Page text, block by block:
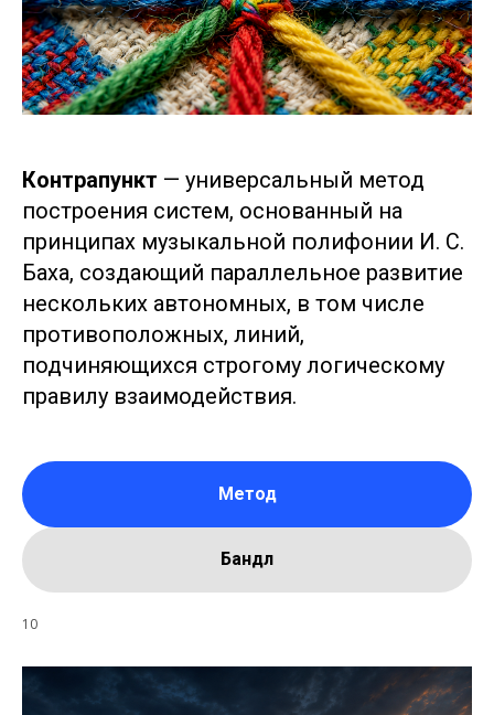
Контрапункт — универсальный метод
построения систем, основанный на
принципах музыкальной полифонии И. С.
Баха, создающий параллельное развитие
нескольких автономных, в том числе
противоположных, линий,
подчиняющихся строгому логическому
правилу взаимодействия.
Метод
Бандл
10